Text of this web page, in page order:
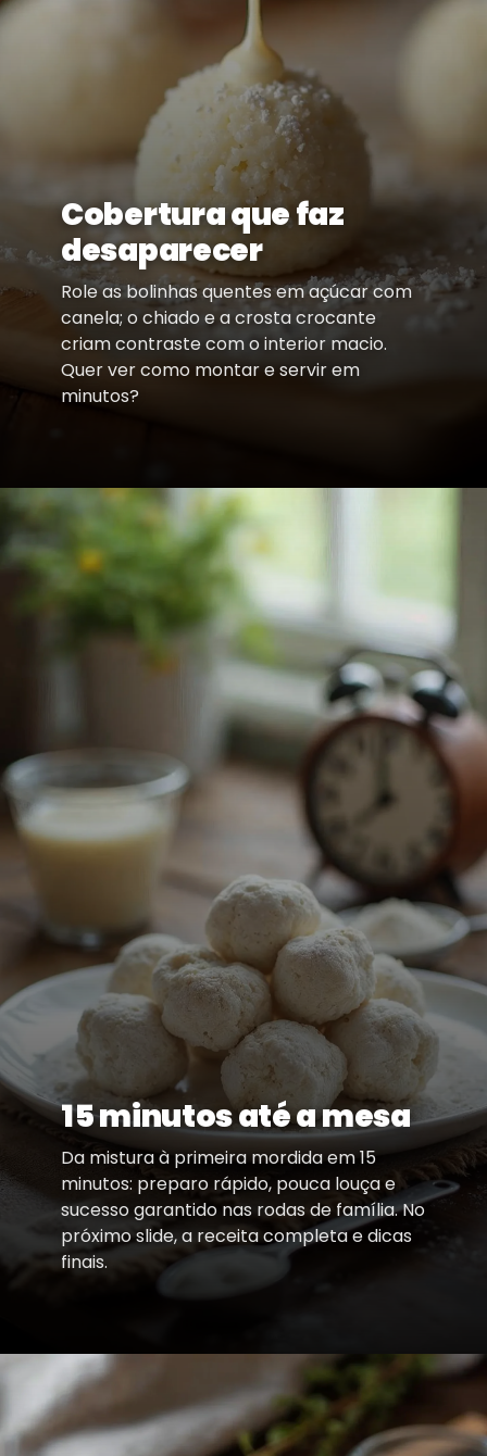
Cobertura que faz
desaparecer
Role as bolinhas quentes em açúcar com
canela; o chiado e a crosta crocante
criam contraste com o interior macio.
Quer ver como montar e servir em
minutos?
15 minutos até a mesa
Da mistura à primeira mordida em 15
minutos: preparo rápido, pouca louça e
sucesso garantido nas rodas de família. No
próximo slide, a receita completa e dicas
finais.